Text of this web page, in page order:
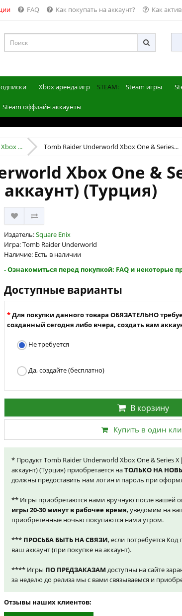
FAQ Как покупать на аккаунт? Как
Xbox аренда игр STEAM: Steam игры
Steam оффлайн аккаунты
... Tomb Raider Underworld Xbox One & Series...
Xbox One &
(Турция)
Издатель:Square Enix
Игра: Tomb Raider Underworld
Наличие: Есть в наличии
- Ознакомиться перед покупкой: FAQ и некоторые
Доступные варианты
Для покупки данного товара ОБЯЗАТЕЛЬНО
созданный сегодня либо вчера, создать вам
Не требуется
Да, создайте (бесплатно)
В корзину
Купить в один
* Продукт Tomb Raider Underworld Xbox One & Series
аккаунт) (Турция) приобретается наТОЛЬКО НА
должны предоставить нам логин и пароль при
** Игры приобретаются нами вручную после вашей
игры 20-30 минут в рабочее время, уведомим на
приобретенные ночью покупаются нами утром.
*** ПРОСЬБА БЫТЬ НА СВЯЗИ, если потребуется
ваш аккаунт (при покупке на аккаунт).
**** Игры ПО ПРЕДЗАКАЗАМ доступны на сайте
за неделю до релиза мы с вами связываемся и
Отзывы наших клиентов: